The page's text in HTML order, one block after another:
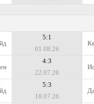
5:1
01.08.26
4:3
22.07.26
5:3
18.07.26